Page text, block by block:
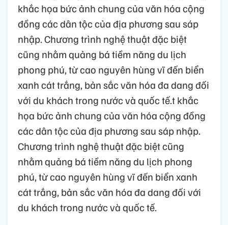
khắc họa bức ảnh chung của văn hóa cộng
đồng các dân tộc của địa phương sau sáp
nhập. Chương trình nghệ thuật đặc biệt
cũng nhằm quảng bá tiềm năng du lịch
phong phú, từ cao nguyên hùng vĩ đến biển
xanh cát trắng, bản sắc văn hóa đa dang đối
với du khách trong nước và quốc tế.t khắc
họa bức ảnh chung của văn hóa cộng đồng
các dân tộc của địa phương sau sáp nhập.
Chương trình nghệ thuật đặc biệt cũng
nhằm quảng bá tiềm năng du lịch phong
phú, từ cao nguyên hùng vĩ đến biển xanh
cát trắng, bản sắc văn hóa đa dang đối với
du khách trong nước và quốc tế.